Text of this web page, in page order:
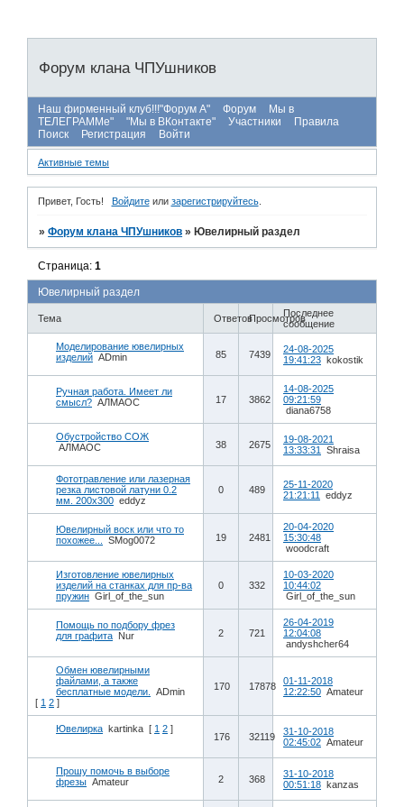
Форум клана ЧПУшников
Наш фирменный клуб!!!"Форум А" Форум
Мы в
ТЕЛЕГРАММе"
"Мы в ВКонтакте" Участники
Правила
Поиск
Регистрация Войти
Активные темы
Привет, Гость! Войдитеили зарегистрируйтесь.
»Форум клана ЧПУшников » Ювелирный раздел
Ювелирный раздел
Страница:1
Тема ОтветовПросмотровПоследнее
сообщение
Моделирование ювелирных
изделий ADmin 85 7439
24-08-2025
19:41:23 kokostik
Ручная работа. Имеет ли
смысл? АЛМАОС 17 3862
14-08-2025
09:21:59
diana6758
Обустройство СОЖ
АЛМАОС
38 2675
19-08-2021
13:33:31
Shraisa
Фототравление или лазерная
резка листовой латуни 0.2
мм. 200х300 eddyz
0 489
25-11-2020
21:21:11
eddyz
Ювелирный воск или что то
похожее...
SMog0072 19 2481
20-04-2020
15:30:48
woodcraft
Изготовление ювелирных
изделий на станках для пр-ва
пружин Girl_of_the_sun
0 332
10-03-2020
10:44:02
Girl_of_the_sun
Помощь по подбору фрез
для графита Nur 2 721
26-04-2019
12:04:08
andyshcher64
Обмен ювелирными
файлами, а также
бесплатные модели.
ADmin
[ 1 2 ]
170 17878
01-11-2018
12:22:50 Amateur
Ювелирка kartinka [ 1 2 ]
176 32119
31-10-2018
02:45:02 Amateur
Прошу помочь в выборе
фрезы Amateur 2 368
31-10-2018
00:51:18 kanzas